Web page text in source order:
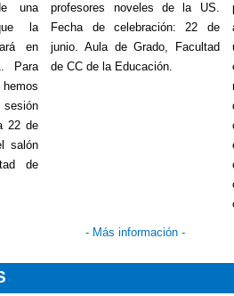
una
la
en
Para
22 de
salón
de
profesores noveles de la US.
Fecha de celebración: 22 de
junio. Aula de Grado, Facultad
de CC de la Educación.
- Más información -